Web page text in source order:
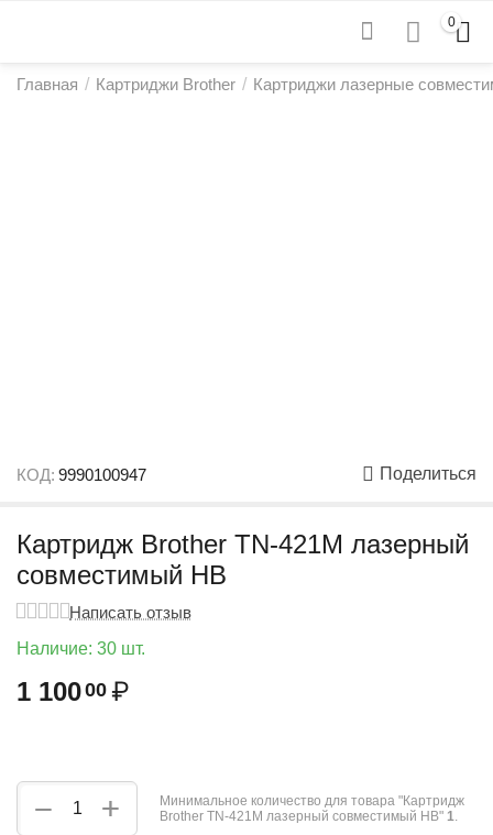
0
Главная / Картриджи Brother / Картриджи лазерные
КОД: 9990100947 Поделиться
Картридж Brother TN-421M лазерный
совместимый HB
Написать отзыв
Наличие: 30 шт.
1 10000 ₽
+
−
Минимальное количество для товара "Картридж
Brother TN-421M лазерный совместимый HB" 1.